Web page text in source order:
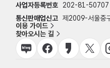
사업자등록번호
202-81-50707
통신판매업신고 제2009-서울중
이용 가이드
찾아오시는 길